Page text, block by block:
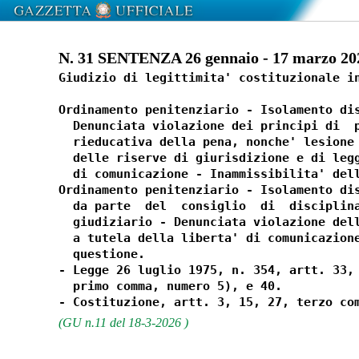
N. 31 SENTENZA 26 gennaio - 17 marzo
Giudizio di legittimita' costituzionale
Ordinamento penitenziario -
Denunciata violazione dei principi di
rieducativa della pena, nonche'
delle riserve di giurisdizione e di
di comunicazione - Inammissibilita'
Ordinamento penitenziario - Isolamento
da parte  del  consiglio  di
giudiziario - Denunciata violazione
a tutela della liberta' di
  questione.
- Legge 26 luglio 1975, n. 354, artt.
  primo comma, numero 5), e 40.
(GU n.11 del 18-3-2026 )